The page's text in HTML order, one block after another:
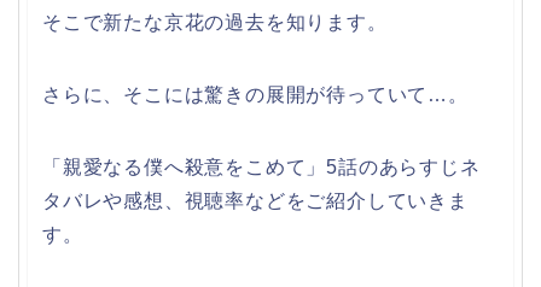
そこで新たな京花の過去を知ります。
さらに、そこには驚きの展開が待っていて…。
「親愛なる僕へ殺意をこめて」5話のあらすじネ
タバレや感想、視聴率などをご紹介していきま
す。